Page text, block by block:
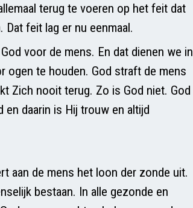
terug te voeren op het feit dat
feit lag er nu eenmaal.
voor de mens. En dat dienen we in
ogen te houden. God straft de mens
Zich nooit terug. Zo is God niet. God
daarin is Hij trouw en altijd
aan de mens het loon der zonde uit.
bestaan. In alle gezonde en